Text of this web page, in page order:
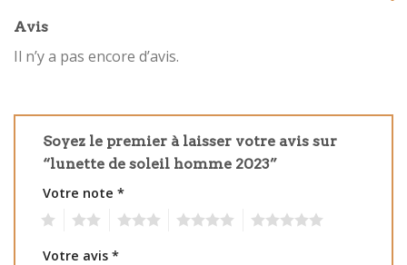
Avis
Il n’y a pas encore d’avis.
Soyez le premier à laisser votre avis sur
“lunette de soleil homme 2023”
Votre note *
Votre avis *